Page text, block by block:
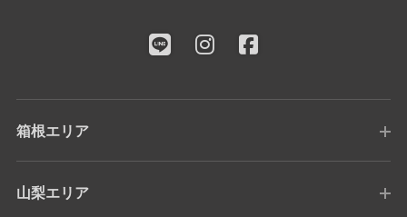
箱根エリア
山梨エリア